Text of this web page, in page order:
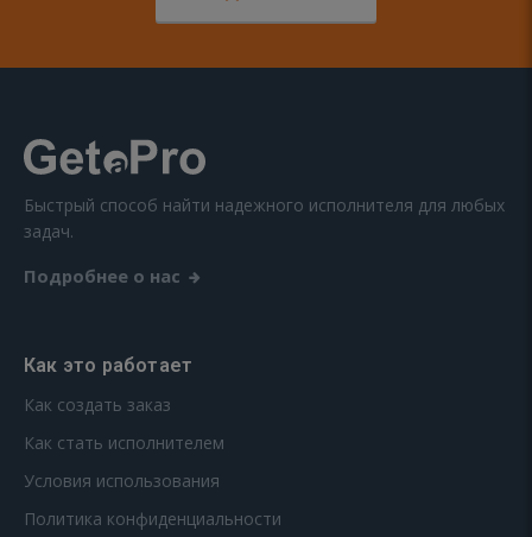
Быстрый способ найти надежного исполнителя для любых
задач.
Подробнее о нас
Как это работает
Как создать заказ
Как стать исполнителем
Условия использования
Политика конфиденциальности